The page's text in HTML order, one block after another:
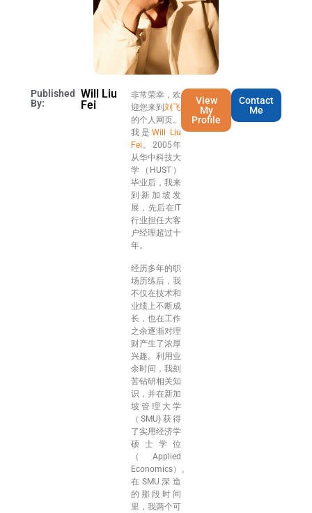
Published
By:
Will Liu
Fei
非常荣幸，欢
迎您来到 刘飞
的个人网页。
我是 Will Liu
Fei 。2005年
从华中科技大
学（HUST）
毕业后，我来
到新加坡发
展，先后在IT
行业担任大客
户经理超过十
年。
经历多年的职
场历练后，我
不仅在技术和
业绩上不断成
长，也在工作
之余逐渐对理
财产生了浓厚
兴趣。利用业
余时间，我刻
苦钻研相关知
识，并在新加
坡管理大学
（SMU)获得
了实用经济学
硕士学位
（Applied
Economics）。
在SMU深造
的那段时间
里，我两个可
View
My
Profile
Contact
Me